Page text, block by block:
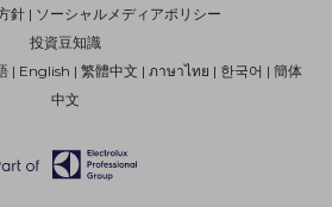
針| ソーシャルメディアポリシー
投資豆知識
| English | 繁體中文 | ภาษาไทย | 한국어 | 簡体
中文